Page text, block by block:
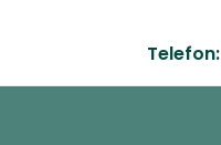
Telefon: